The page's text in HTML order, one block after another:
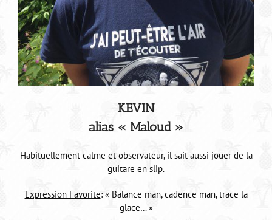
KEVIN
alias « Maloud »
Habituellement calme et observateur, il sait aussi jouer de la
guitare en slip.
Expression Favorite: « Balance man, cadence man, trace la
glace… »